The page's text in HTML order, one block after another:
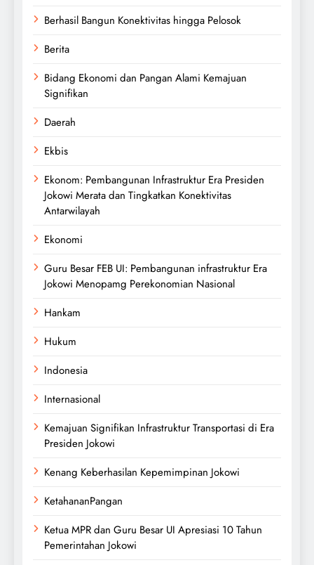
Berhasil Bangun Konektivitas hingga Pelosok
Berita
Bidang Ekonomi dan Pangan Alami Kemajuan
Signifikan
Daerah
Ekbis
Ekonom: Pembangunan Infrastruktur Era Presiden
Jokowi Merata dan Tingkatkan Konektivitas
Antarwilayah
Ekonomi
Guru Besar FEB UI: Pembangunan infrastruktur Era
Jokowi Menopamg Perekonomian Nasional
Hankam
Hukum
Indonesia
Internasional
Kemajuan Signifikan Infrastruktur Transportasi di Era
Presiden Jokowi
Kenang Keberhasilan Kepemimpinan Jokowi
KetahananPangan
Ketua MPR dan Guru Besar UI Apresiasi 10 Tahun
Pemerintahan Jokowi